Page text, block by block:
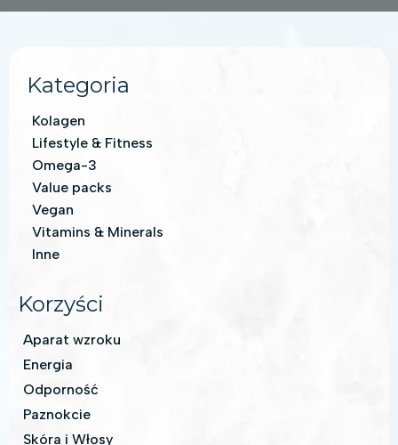
Kategoria
Kolagen
Lifestyle & Fitness
Omega-3
Value packs
Vegan
Vitamins & Minerals
Inne
Korzyści
Aparat wzroku
Energia
Odporność
Paznokcie
Skóra i Włosy